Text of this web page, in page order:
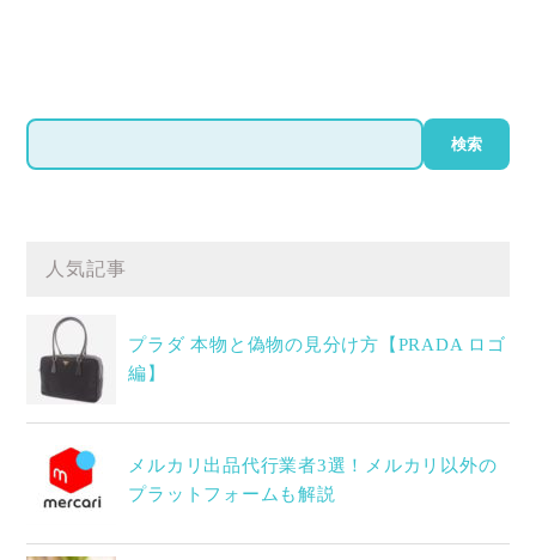
検
索
検索
人気記事
プラダ 本物と偽物の見分け方【PRADA ロゴ
編】
メルカリ出品代行業者3選！メルカリ以外の
プラットフォームも解説